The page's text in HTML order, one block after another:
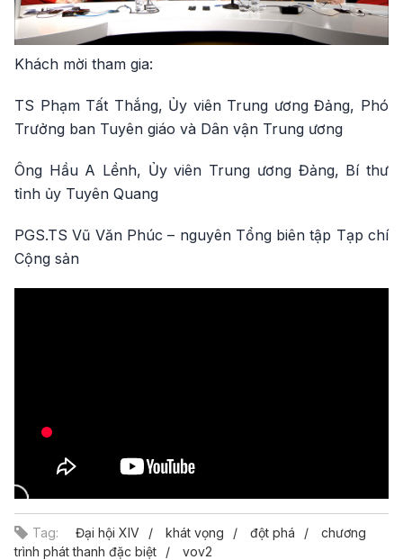
Khách mời tham gia:
TS Phạm Tất Thắng, Ủy viên Trung ương Đảng, Phó
Trưởng ban Tuyên giáo và Dân vận Trung ương
Ông Hầu A Lềnh, Ủy viên Trung ương Đảng, Bí thư
tỉnh ủy Tuyên Quang
PGS.TS Vũ Văn Phúc – nguyên Tổng biên tập Tạp chí
Cộng sản
Tag: Đại hội XIV khát vọng đột phá
chương
trình phát thanh đặc biệt
vov2